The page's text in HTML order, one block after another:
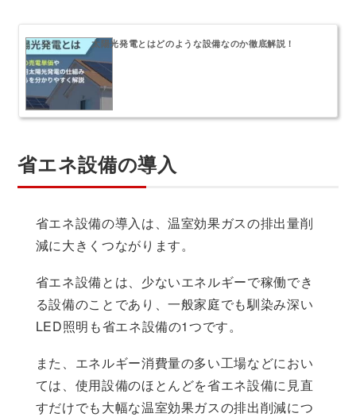
太陽光発電とはどのような設備なのか徹底解説！
省エネ設備の導入
省エネ設備の導入は、温室効果ガスの排出量削
減に大きくつながります。
省エネ設備とは、少ないエネルギーで稼働でき
る設備のことであり、一般家庭でも馴染み深い
LED照明も省エネ設備の1つです。
また、エネルギー消費量の多い工場などにおい
ては、使用設備のほとんどを省エネ設備に見直
すだけでも大幅な温室効果ガスの排出削減につ